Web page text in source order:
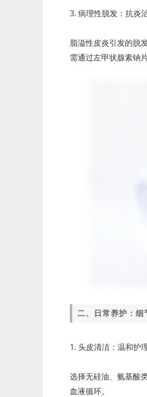
3. 病理性脱发：抗炎
脂溢性皮炎引发的脱
需通过左甲状腺素钠
二、日常养护：细
1. 头皮清洁：温和护
选择无硅油、氨基酸
血液循环。